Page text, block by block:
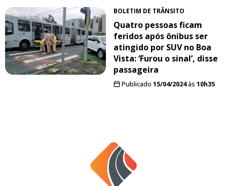
BOLETIM DE TRÂNSITO
Quatro pessoas ficam
feridos após ônibus ser
atingido por SUV no Boa
Vista: ‘Furou o sinal’, disse
passageira
Publicado 15/04/2024às 10h35